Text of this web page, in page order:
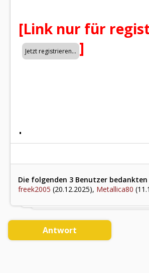
[Link nur für
]
.
Die folgenden 3 Benutzer
freek2005 (20.12.2025), Metallica80
Antwort